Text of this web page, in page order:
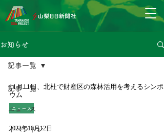
お知らせ
記事一覧
ニュース
イベントレ
記事一覧
11月11日、北杜で財産区の森林活用を考えるシンポ
ウム
ニュース
2023年10月12日